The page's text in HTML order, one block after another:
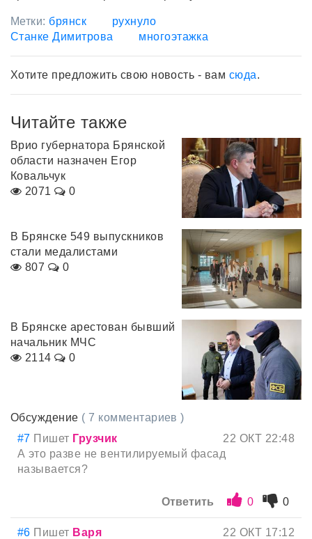
Метки: брянск
рухнуло
Станке Димитрова
многоэтажка
Хотите предложить свою новость - вам сюда.
Читайте также
Врио губернатора Брянской
области назначен Егор
Ковальчук
2071
0
В Брянске 549 выпускников
стали медалистами
807
0
В Брянске арестован бывший
начальник МЧС
2114
0
Обсуждение ( 7 комментариев )
#7 Пишет Грузчик
22 ОКТ 22:48
А это разве не вентилируемый фасад
называется?
Ответить 0 0
#6 Пишет Варя
22 ОКТ 17:12